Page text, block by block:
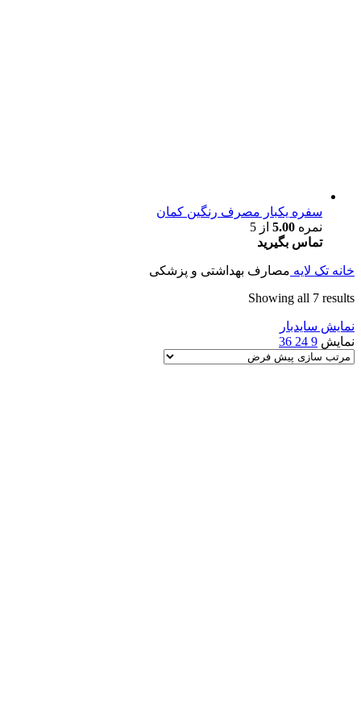
سفره یکبار مصرف رنگین کمان
نمره 5.00 از 5
تماس بگیرید
خانه تک لایه مصارف بهداشتی و پزشکی
Showing all 7 results
نمایش سایدبار
نمایش 9
24
36